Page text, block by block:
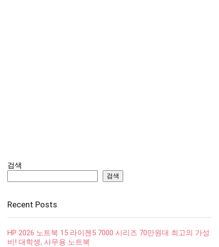
검색
검색
Recent Posts
HP 2026 노트북 15 라이젠5 7000 시리즈 70만원대 최고의 가성
비! 대학생, 사무용 노트북